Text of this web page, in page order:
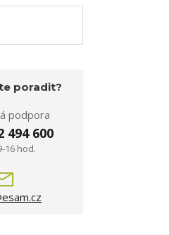
poradit?
podpora
494 600
16 hod.